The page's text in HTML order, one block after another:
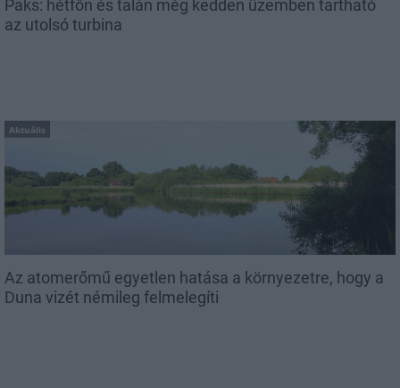
Paks: hétfőn és talán még kedden üzemben tartható
az utolsó turbina
Aktuális
Az atomerőmű egyetlen hatása a környezetre, hogy a
Duna vizét némileg felmelegíti